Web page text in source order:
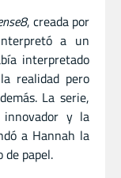
, creada por
a un
interpretado
realidad pero
La serie,
y la
a Hannah la
papel.